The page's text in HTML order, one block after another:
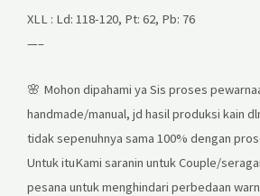
XLL : Ld: 118-120, Pt: 62, Pb: 76
—–
🌸 Mohon dipahami ya Sis proses
handmade/manual, jd hasil produksi kain
tidak sepenuhnya sama 100% dengan
Untuk ituKami saranin untuk Couple/
pesana untuk menghindari perbedaan